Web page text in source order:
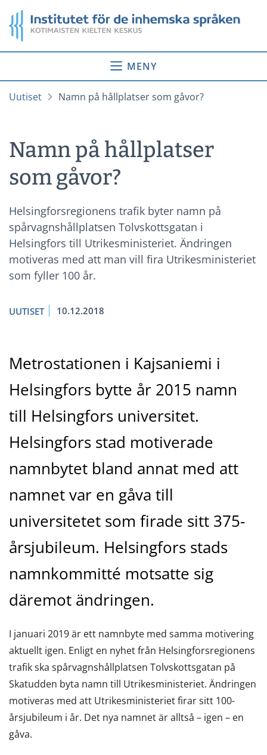
till
innehåll
Startsida
MENY
Uutiset Namn på hållplatser som gåvor?
Namn på hållplatser
som gåvor?
Helsingforsregionens trafik byter namn på
spårvagnshållplatsen Tolvskottsgatan i
Helsingfors till Utrikesministeriet. Ändringen
motiveras med att man vill fira Utrikesministeriet
som fyller 100 år.
UUTISET 10.12.2018
Metrostationen i Kajsaniemi i
Helsingfors bytte år 2015 namn
till Helsingfors universitet.
Helsingfors stad motiverade
namnbytet bland annat med att
namnet var en gåva till
universitetet som firade sitt 375-
årsjubileum. Helsingfors stads
namnkommitté motsatte sig
däremot ändringen.
I januari 2019 är ett namnbyte med samma motivering
aktuellt igen. Enligt en nyhet från Helsingforsregionens
trafik ska spårvagnshållplatsen Tolvskottsgatan på
Skatudden byta namn till Utrikesministeriet. Ändringen
motiveras med att Utrikesministeriet firar sitt 100-
årsjubileum i år. Det nya namnet är alltså – igen – en
gåva.